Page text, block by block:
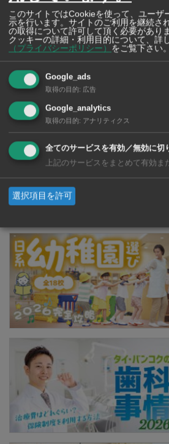
【タイ・バンコク】 コンビニ（セブンイレ
版
このサイトではCookieを使って、ユーザ
示を行います。サイトのご利用を継続さ
の取得について許可して頂く必要がありま
クッキーの詳細・利用目的について、詳
（プライバシーポリシー）
をご覧下さい。
Google_ads
取得の目的: 広告
Google_analytics
取得の目的: アナリティクス
全てのサービスを有効／無効に切
上記のサービスをまとめて有効ま
選択項目を許可